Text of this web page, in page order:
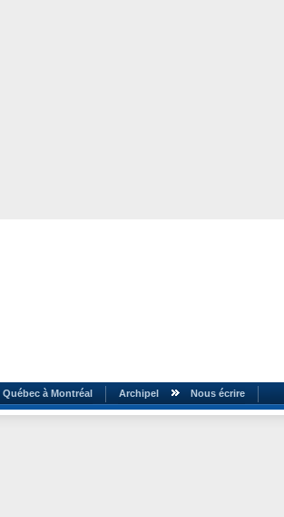
à Montréal Archipel Nous écrire